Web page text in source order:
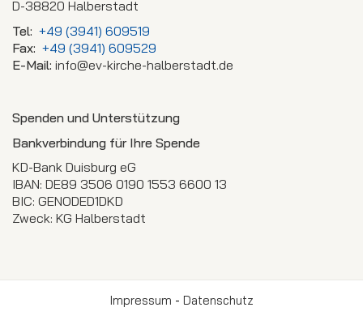
D-38820 Halberstadt
Tel: +49 (3941) 609519
Fax: +49 (3941) 609529
E-Mail: info@ev-kirche-halberstadt.de
Spenden und Unterstützung
Bankverbindung für Ihre Spende
KD-Bank Duisburg eG
IBAN: DE89 3506 0190 1553 6600 13
BIC: GENODED1DKD
Zweck: KG Halberstadt
Impressum - Datenschutz